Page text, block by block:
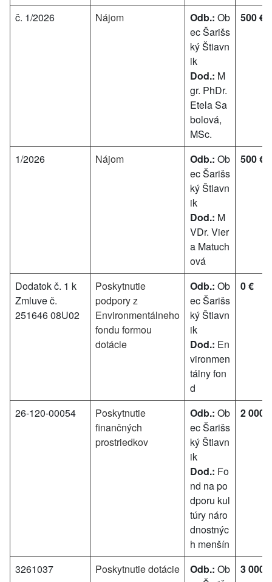
č. 1/2026 Nájom Odb.: Ob
ec Šarišs
ký Štiavn
ik
Dod.: M
gr. PhDr.
Etela Sa
bolová,
MSc.
500 €
1/2026 Nájom Odb.: Ob
ec Šarišs
ký Štiavn
ik
Dod.: M
VDr. Vier
a Matuch
ová
500 €
Dodatok č. 1 k
Zmluve č.
251646 08U02
Poskytnutie
podpory z
Environmentálneho
fondu formou
dotácie
Odb.: Ob
ec Šarišs
ký Štiavn
ik
Dod.: En
vironmen
tálny fon
d
0 €
26-120-00054
Poskytnutie
finančných
prostriedkov
Odb.: Ob
ec Šarišs
ký Štiavn
ik
Dod.: Fo
nd na po
dporu kul
túry náro
dnostnýc
h menšín
2 000 €
3261037 Poskytnutie dotácie Odb.: Ob
3 000 €